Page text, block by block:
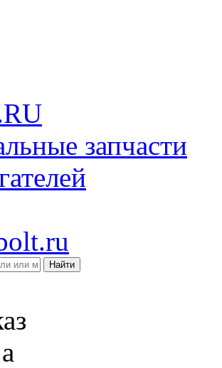
запчасти
Найти
a